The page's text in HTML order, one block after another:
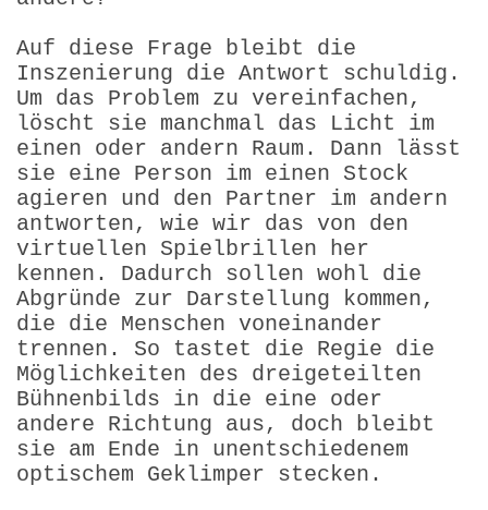
Auf diese Frage bleibt die
Inszenierung die Antwort schuldig.
Um das Problem zu vereinfachen,
löscht sie manchmal das Licht im
einen oder andern Raum. Dann lässt
sie eine Person im einen Stock
agieren und den Partner im andern
antworten, wie wir das von den
virtuellen Spielbrillen her
kennen. Dadurch sollen wohl die
Abgründe zur Darstellung kommen,
die die Menschen voneinander
trennen. So tastet die Regie die
Möglichkeiten des dreigeteilten
Bühnenbilds in die eine oder
andere Richtung aus, doch bleibt
sie am Ende in unentschiedenem
optischem Geklimper stecken.